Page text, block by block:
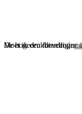
De hogedrukbeveiliging
Moet ik een filterdroger